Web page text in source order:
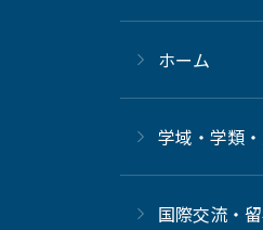
ホーム
学域・学類
国際交流・